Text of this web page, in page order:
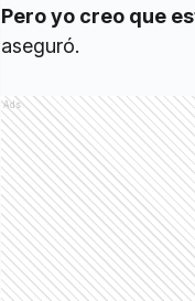
Pero yo creo que
aseguró.
Ads